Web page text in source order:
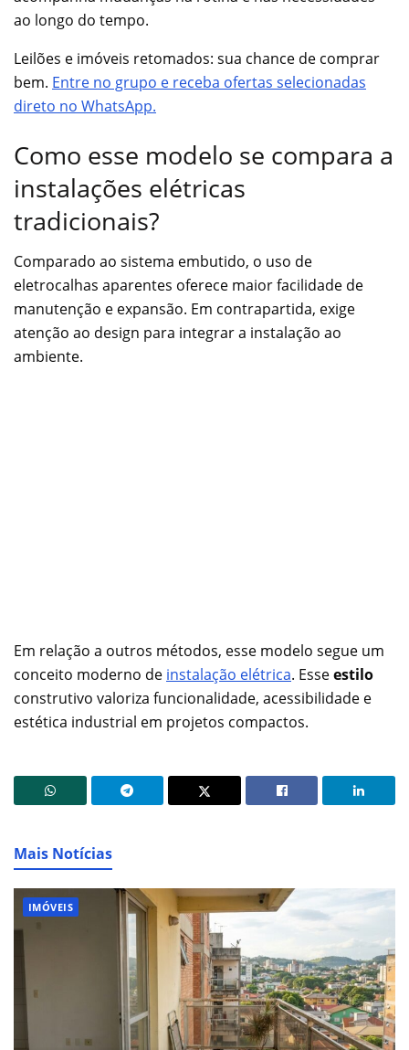
ao longo do tempo.
Leilões e imóveis retomados: sua chance de comprar
bem. Entre no grupo e receba ofertas selecionadas
direto no WhatsApp.
Como esse modelo se compara a
instalações elétricas
tradicionais?
Comparado ao sistema embutido, o uso de
eletrocalhas aparentes oferece maior facilidade de
manutenção e expansão. Em contrapartida, exige
atenção ao design para integrar a instalação ao
ambiente.
Em relação a outros métodos, esse modelo segue um
conceito moderno de instalação elétrica. Esseestilo
construtivo valoriza funcionalidade, acessibilidade e
estética industrial em projetos compactos.
Mais Notícias
IMÓVEIS